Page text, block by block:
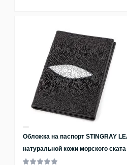
Обложка на паспорт STINGRAY
натуральной кожи морского